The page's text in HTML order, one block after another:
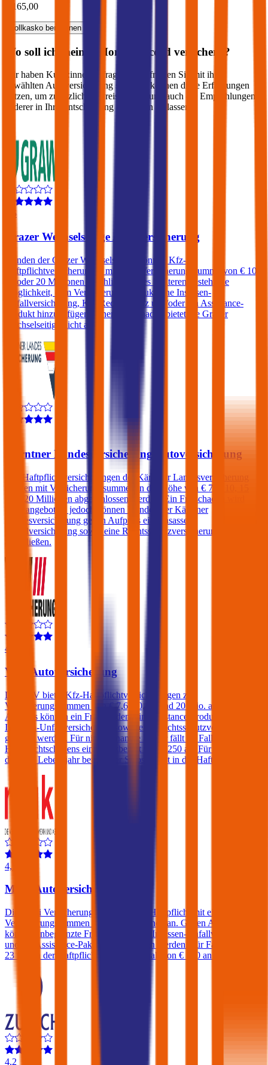
€ 165,00
Vollkasko berechnen
Wo soll ich meinen Honda Accord versichern?
Wir haben Kund:innen befragt, wie zufrieden Sie mit ihrer
gewählten Autoversicherung sind. Sie können diese Erfahrungen
nutzen, um zusätzlich zu Preis & Leistung auch die Empfehlungen
anderer in Ihre Entscheidung einfließen zu lassen:
4,5
Grazer Wechselseitige Autoversicherung
Kunden der Grazer Wechselseitige können Kfz-
Haftpflichtversicherungen mit einer Versicherungssumme von € 10,
15 oder 20 Millionen abschließen. Des Weiteren besteht die
Möglichkeit, dem Versicherungsprodukt eine Insassen-
Unfallversicherung, Kfz-Rechtsschutz und/oder ein Assistance-
Produkt hinzuzufügen. Einen Freischaden bietet die Grazer
Wechselseitige nicht an.
Kärntner Landesversicherung Autoversicherung
Kfz-Haftpflichtversicherungen der Kärntner Landesversicherung
können mit Versicherungssummen in der Höhe von € 7,6, 10, 15
oder 20 Millionen abgeschlossen werden. Ein Freischaden wird
nicht angeboten, jedoch können Kunden der Kärntner
Landesversicherung gegen Aufpreis eine Insassen-
Unfallversicherung sowie eine Rechtsschutzversicherung
abschließen.
4,4
VAV Autoversicherung
Die VAV bietet Kfz-Haftpflichtversicherungen zu
Versicherungssummen von € 7,6, 10, 15 und 20 Mio. an. Gegen
Aufpreis können ein Freischaden, ein Assistance-Produkt, eine
Insassen-Unfallversicherung sowie eine Rechtsschutzversicherung
gewählt werden. Für nicht benannte Fahrer fällt im Falle eines
Haftpflichtschadens ein Selbstbehalt von € 250 an. Für Fahrer unter
dem 23. Lebensjahr beträgt der Selbstbehalt in der Haftpflicht 400€.
4,5
Muki Autoversicherung
Die Muki Versicherung bietet die Kfz-Haftpflicht mit einer
Versicherungssummen von € 35 Millionen an. Gegen Aufpreis
können unbegrenzte Freischäden, eine Insassen-Unfallversicherung
und ein Assistance-Paket abgeschlossen werden. Für Fahrer unter
23 fällt in der Haftpflicht ein Selbstbehalt von € 500 an.
4,2